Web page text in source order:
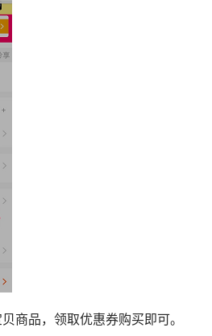
商品，领取优惠券购买即可。